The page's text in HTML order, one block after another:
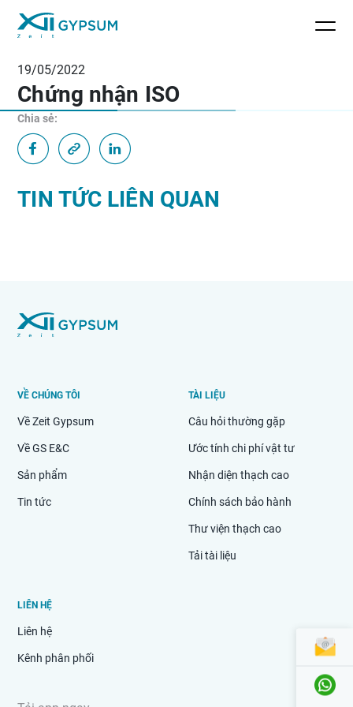
19/05/2022
Chứng nhận ISO
Chia sẻ:
TIN TỨC LIÊN QUAN
VỀ CHÚNG TÔI
Về Zeit Gypsum
Về GS E&C
Sản phẩm
Tin tức
TÀI LIỆU
Câu hỏi thường gặp
Ước tính chi phí vật tư
Nhận diện thạch cao
Chính sách bảo hành
Thư viện thạch cao
Tải tài liệu
LIÊN HỆ
Liên hệ
Kênh phân phối